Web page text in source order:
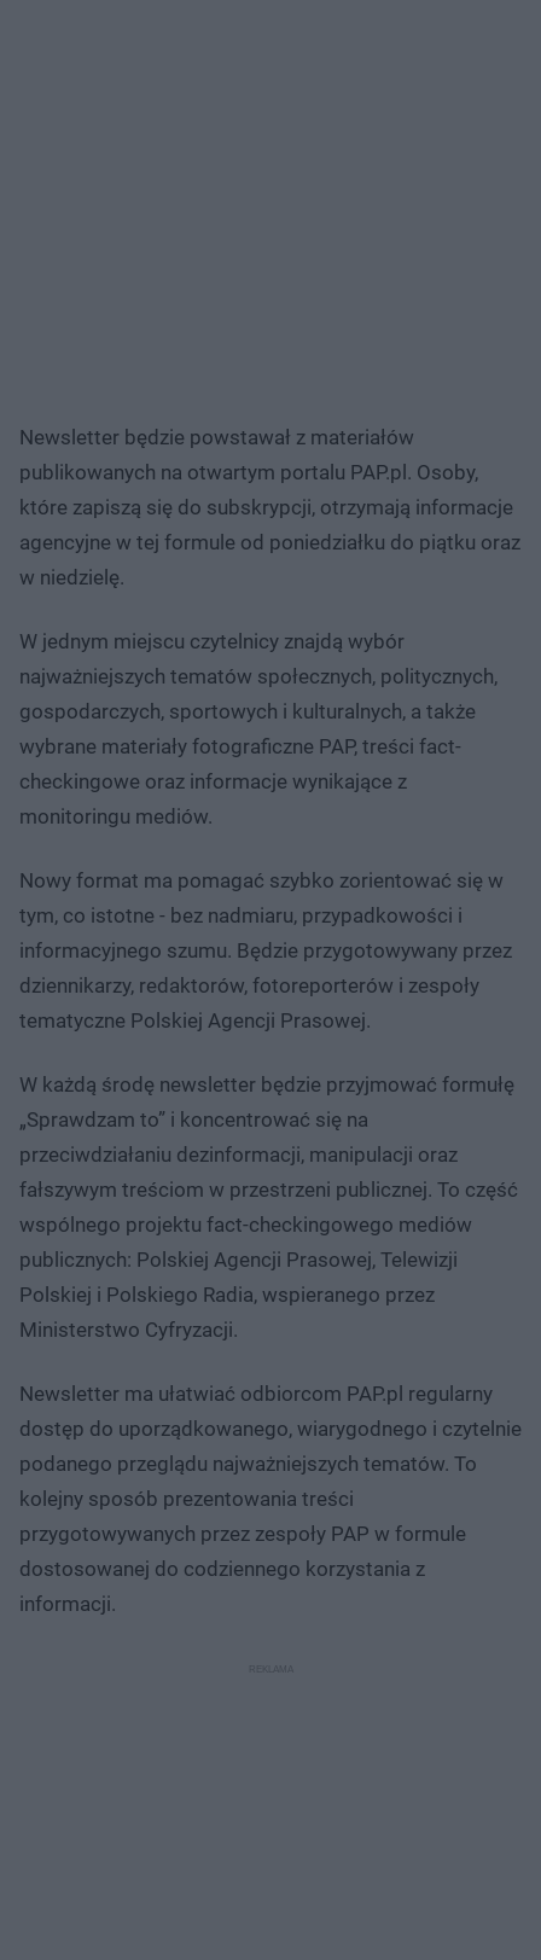
Newsletter będzie powstawał z materiałów
publikowanych na otwartym portalu PAP.pl. Osoby,
które zapiszą się do subskrypcji, otrzymają informacje
agencyjne w tej formule od poniedziałku do piątku oraz
w niedzielę.
W jednym miejscu czytelnicy znajdą wybór
najważniejszych tematów społecznych, politycznych,
gospodarczych, sportowych i kulturalnych, a także
wybrane materiały fotograficzne PAP, treści fact-
checkingowe oraz informacje wynikające z
monitoringu mediów.
Nowy format ma pomagać szybko zorientować się w
tym, co istotne - bez nadmiaru, przypadkowości i
informacyjnego szumu. Będzie przygotowywany przez
dziennikarzy, redaktorów, fotoreporterów i zespoły
tematyczne Polskiej Agencji Prasowej.
W każdą środę newsletter będzie przyjmować formułę
„Sprawdzam to” i koncentrować się na
przeciwdziałaniu dezinformacji, manipulacji oraz
fałszywym treściom w przestrzeni publicznej. To część
wspólnego projektu fact-checkingowego mediów
publicznych: Polskiej Agencji Prasowej, Telewizji
Polskiej i Polskiego Radia, wspieranego przez
Ministerstwo Cyfryzacji.
Newsletter ma ułatwiać odbiorcom PAP.pl regularny
dostęp do uporządkowanego, wiarygodnego i czytelnie
podanego przeglądu najważniejszych tematów. To
kolejny sposób prezentowania treści
przygotowywanych przez zespoły PAP w formule
dostosowanej do codziennego korzystania z
informacji.